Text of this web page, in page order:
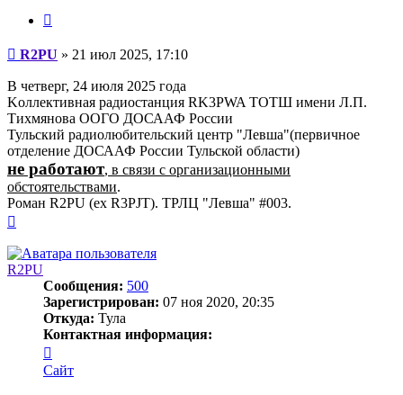
Сообщение
R2PU » 21 июл 2025, 17:10
В четверг, 24 июля 2025 года
Kоллективная радиостанция RK3PWA ТОТШ имени Л.П.
Тихмянова ООГО ДОСААФ России
Тульский радиолюбительский центр "Левша"(первичное
отделение ДОСААФ России Тульской области)
не работают, в связи с организационными
обстоятельствами.
Роман R2PU (ex R3PJT). ТРЛЦ "Левша" #003.
началу
R2PU
Сообщения: 500
Зарегистрирован: 07 ноя 2020, 20:35
Откуда: Тула
Контактная информация:
информация
пользователя
Сайт